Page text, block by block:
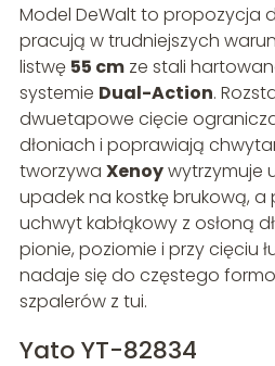
Model DeWalt to propozycja
pracują w trudniejszych
listwę 55 cmze stali
systemie Dual-Action.
dwuetapowe cięcie
dłoniach i poprawiają
tworzywa Xenoywytrzymuje
upadek na kostkę brukową, a
uchwyt kabłąkowy z osłoną
pionie, poziomie i przy cięciu
nadaje się do częstego
szpalerów z tui.
Yato YT-82834